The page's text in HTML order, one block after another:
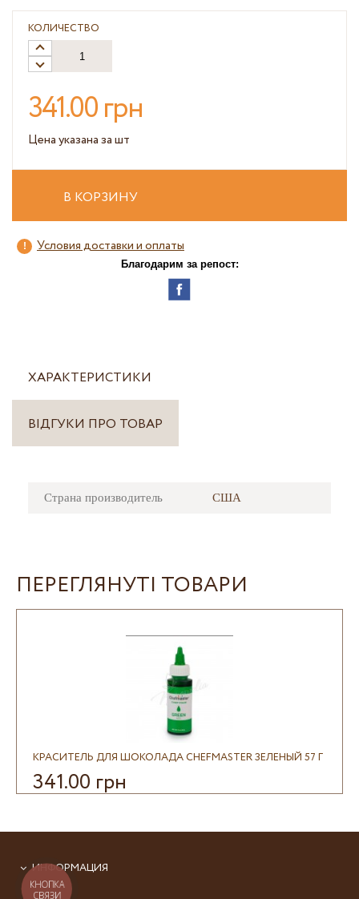
КОЛИЧЕСТВО
341.00 грн
Цена указана за шт
В КОРЗИНУ
Условия доставки и оплаты
Благодарим за репост:
ХАРАКТЕРИСТИКИ
ВІДГУКИ ПРО ТОВАР
Страна производитель США
ПЕРЕГЛЯНУТІ ТОВАРИ
КРАСИТЕЛЬ ДЛЯ ШОКОЛАДА CHEFMASTER ЗЕЛЕНЫЙ 57 Г
341.00 грн
ИНФОРМАЦИЯ
КНОПКА
СВЯЗИ